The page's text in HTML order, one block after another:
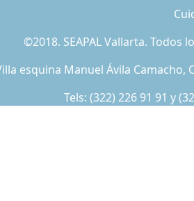
©2018. SEAPAL Vallarta. Todos
esquina Manuel Ávila Camacho,
Tels: (322) 226 91 91 y